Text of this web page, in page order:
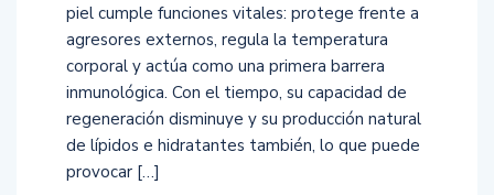
piel cumple funciones vitales: protege frente a
agresores externos, regula la temperatura
corporal y actúa como una primera barrera
inmunológica. Con el tiempo, su capacidad de
regeneración disminuye y su producción natural
de lípidos e hidratantes también, lo que puede
provocar […]